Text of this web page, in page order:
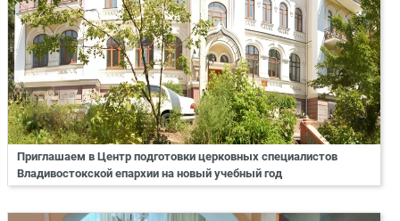
Приглашаем в Центр подготовки церковных специалистов
Владивостокской епархии на новый учебный год